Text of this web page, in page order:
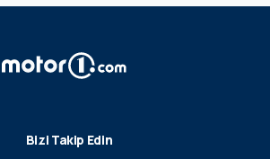
Bizi Takip Edin